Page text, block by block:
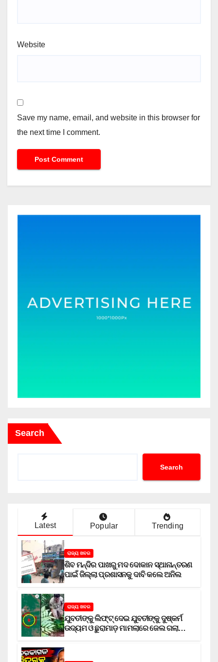
Website
Save my name, email, and website in this browser for
the next time I comment.
Search
Search
Latest Popular Trending
ରାଜ୍ୟ ଖବର
ଶିବ ମନ୍ଦିର ପାଖରୁ ମଦ ଦୋକାନ ସ୍ଥାନାନ୍ତରଣ
ପାଇଁ ଜିଲ୍ଲା ପ୍ରଶାସନକୁ ଦାବି କଲେ ଅନିଲ
ରାଜ୍ୟ ଖବର
ଯୁବତୀଙ୍କୁ ଲିଫ୍‌ଟ୍‌ ଦେଇ ଯୁବତୀଙ୍କୁ ଦୁଷ୍କର୍ମ
ଉଦ୍ୟମ ଓ ଛୁରାମାଡ଼ ମାମଲାରେ ଜେଲ ଗଲା